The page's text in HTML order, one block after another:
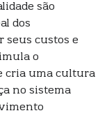
são
dos
seus custos e
o
cria uma cultura
no sistema